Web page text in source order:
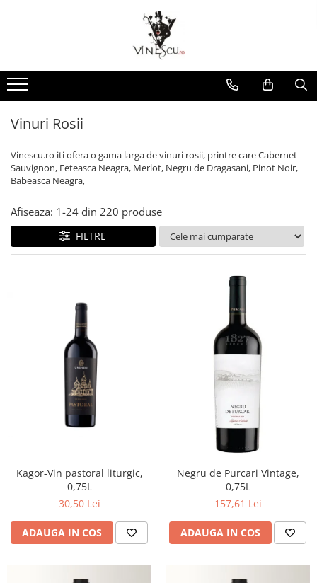
Vinuri Spumante
Sampanie / Champagne
Vinuri Rosii
Vinuri Albe
Vinuri Rose
Vinuri seci
Vinuri demiseci
Vinuri demidulci
Vinuri dupa provenienta
Vinuri Rosii
Vinuri Albe
Vinuri Rose
Vinuri pentru cadou
Vinuri de colectie/vechi
Vinuri personalizate
Cognac/Coniac/Armagnac/Vinarsuri
Vinarsuri
Cognac/Coniac/Armagnac
Ciocolata
Condimente
Ulei de masline
Cutii cadou vinuri
Vinuri Rosii
Vinescu.ro iti ofera o gama larga de vinuri rosii, printre care Cabernet
Sauvignon, Feteasca Neagra, Merlot, Negru de Dragasani, Pinot Noir,
Babeasca Neagra,
Afiseaza: 1-24 din 220 produse
FILTRE
Kagor-Vin pastoral liturgic,
0,75L
30,50 Lei
ADAUGA IN COS
Negru de Purcari Vintage,
0,75L
157,61 Lei
ADAUGA IN COS